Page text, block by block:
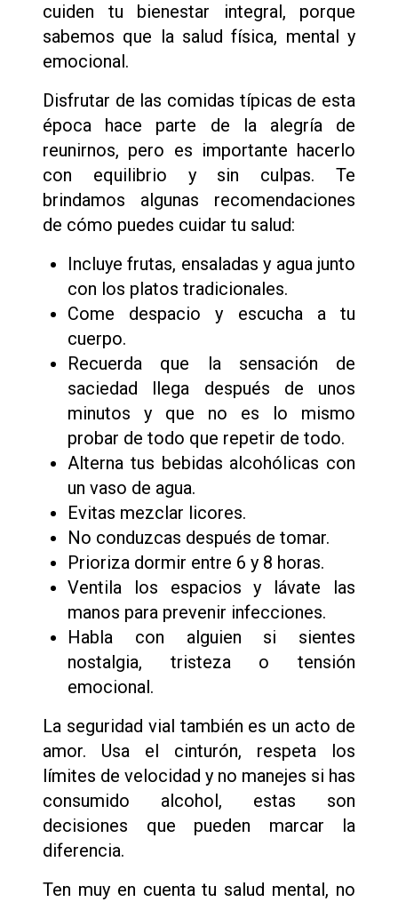
cuiden tu bienestar integral, porque
sabemos que la salud física, mental y
emocional.
Disfrutar de las comidas típicas de esta
época hace parte de la alegría de
reunirnos, pero es importante hacerlo
con equilibrio y sin culpas. Te
brindamos algunas recomendaciones
de cómo puedes cuidar tu salud:
Incluye frutas, ensaladas y agua junto
con los platos tradicionales.
Come despacio y escucha a tu
cuerpo.
Recuerda que la sensación de
saciedad llega después de unos
minutos y que no es lo mismo
probar de todo que repetir de todo.
Alterna tus bebidas alcohólicas con
un vaso de agua.
Evitas mezclar licores.
No conduzcas después de tomar.
Prioriza dormir entre 6 y 8 horas.
Ventila los espacios y lávate las
manos para prevenir infecciones.
Habla con alguien si sientes
nostalgia, tristeza o tensión
emocional.
La seguridad vial también es un acto de
amor. Usa el cinturón, respeta los
límites de velocidad y no manejes si has
consumido alcohol, estas son
decisiones que pueden marcar la
diferencia.
Ten muy en cuenta tu salud mental, no